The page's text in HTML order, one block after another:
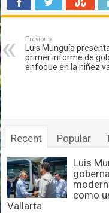
Previous
Luis Munguía
primer informe de
enfoque en la niñez
Recent Popular
Luis
como
Vallarta